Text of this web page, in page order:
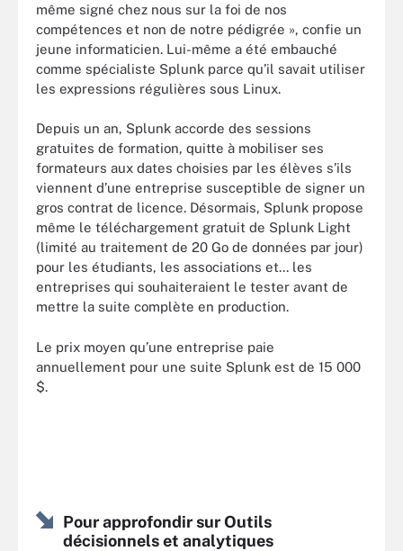
même signé chez nous sur la foi de nos
compétences et non de notre pédigrée », confie un
jeune informaticien. Lui-même a été embauché
comme spécialiste Splunk parce qu’il savait utiliser
les expressions régulières sous Linux.
Depuis un an, Splunk accorde des sessions
gratuites de formation, quitte à mobiliser ses
formateurs aux dates choisies par les élèves s’ils
viennent d’une entreprise susceptible de signer un
gros contrat de licence. Désormais, Splunk propose
même le téléchargement gratuit de Splunk Light
(limité au traitement de 20 Go de données par jour)
pour les étudiants, les associations et... les
entreprises qui souhaiteraient le tester avant de
mettre la suite complète en production.
Le prix moyen qu’une entreprise paie
annuellement pour une suite Splunk est de 15 000
$.
Pour approfondir sur Outils
décisionnels et analytiques